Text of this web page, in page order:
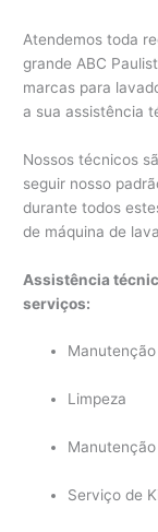
Atendemos toda
grande ABC
marcas para
a sua assistência
Nossos técnicos
seguir nosso
durante todos
de máquina de
Assistência
serviços:
Manutenção
Limpeza
Serviço de